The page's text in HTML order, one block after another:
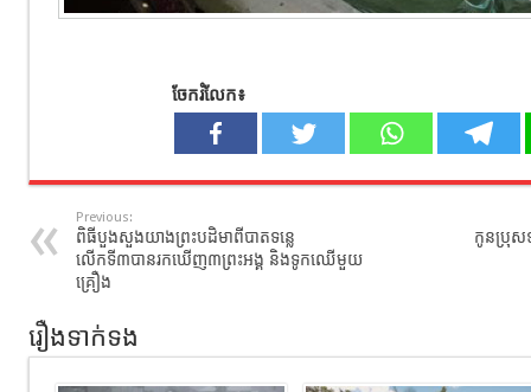
ចែករំលែក៖
Previous:
ពិធីបួងសួងយាងព្រះបដិមាពីបាតទន្លេ
លើកទី៣បានរកឃើញ៣ព្រះអង្គ និងទូកឈើមួយ
គ្រឿង
កូនប្រុស
រឿងទាក់ទង